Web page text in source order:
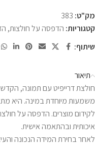
מק"ט: 383
קטגוריות: הדפסה על חולצות,
שיתוף:
תיאור
חולצת דרייפיט עם תמונה,
משמעות מיוחדת במינה. היא
לקידום מוצרים. הדפסה על
איכותית ובהתאמה אישית.
לאחר בחירת המידה הנכונה